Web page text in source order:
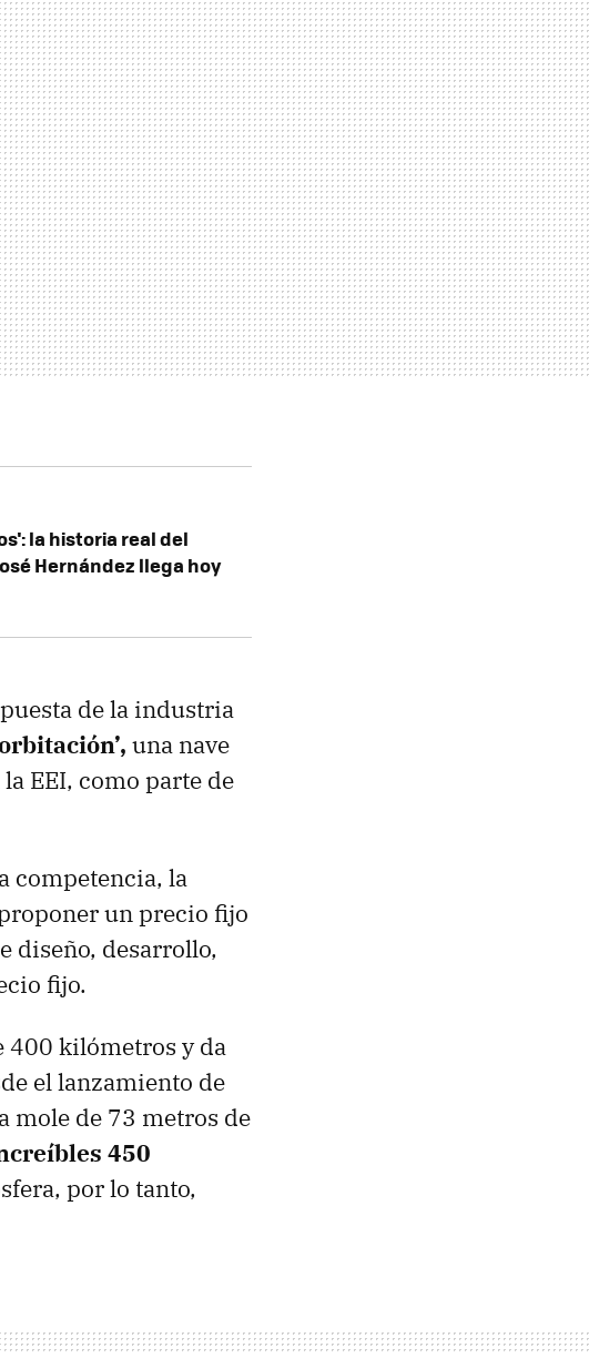
la historia real del
Hernández llega hoy
de la industria
una nave
EEI, como parte de
competencia, la
un precio fijo
diseño, desarrollo,
fijo.
400 kilómetros y da
el lanzamiento de
mole de 73 metros de
450
por lo tanto,